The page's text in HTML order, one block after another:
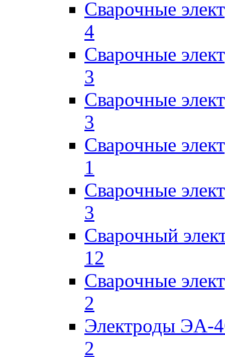
Сварочные
4
Сварочные
3
Сварочные
3
Сварочные
1
Сварочные
3
Сварочный
12
Сварочные
2
Электроды ЭА-
2